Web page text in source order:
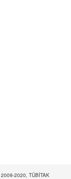
2009-2020, TÜBİTAK